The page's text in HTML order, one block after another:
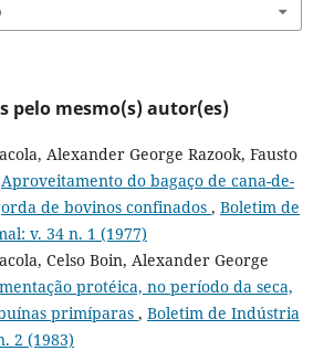
pelo mesmo(s) autor(es)
Alexander George Razook, Fausto
Aproveitamento do bagaço de cana-de-
de bovinos confinados , Boletim de
v. 34 n. 1 (1977)
Celso Boin, Alexander George
protéica, no período da seca,
primíparas , Boletim de Indústria
2 (1983)